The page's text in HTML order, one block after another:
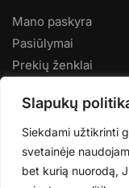
Slapukų
Siekdami užtikrinti
svetainėje
bet kurią nuorodą,
Mano paskyra
Pasiūlymai
Prekių ženklai
Ačiū, kad esate su
kasdien rinktis tik
poreikius ir vertybes.